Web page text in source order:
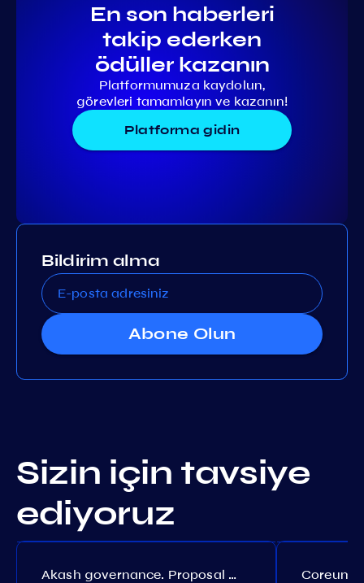
En son haberleri
takip ederken
ödüller kazanın
Platformumuza kaydolun,
görevleri tamamlayın ve kazanın!
Platforma gidin
Bildirim alma
Abone Olun
Sizin için tavsiye
ediyoruz
Akash governance. Proposal №308